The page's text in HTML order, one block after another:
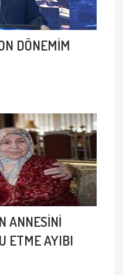
DÖNEMİM
ANNESİNİ
ETME AYIBI